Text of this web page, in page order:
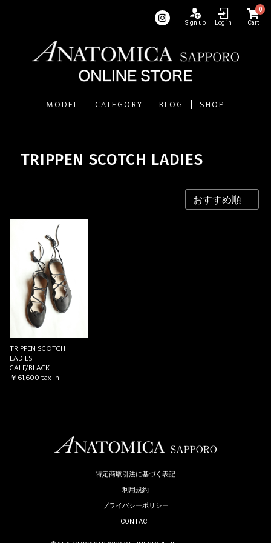
Sign up Log in
0
Cart
MODEL CATEGORY BLOG SHOP
TRIPPEN SCOTCH LADIES
TRIPPEN SCOTCH
LADIES
CALF/BLACK
￥61,600tax in
お買い物を続ける
特定商取引法に基づく表記
利用規約
プライバシーポリシー
CONTACT